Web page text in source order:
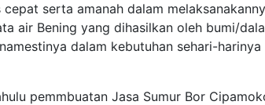
cepat serta amanah dalam
air Bening yang dihasilkan oleh bumi/
dalam kebutuhan sehari-
pemmbuatan Jasa Sumur Bor